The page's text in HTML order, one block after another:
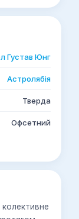
Густав Юнг
Астролябія
Тверда
Офсетний